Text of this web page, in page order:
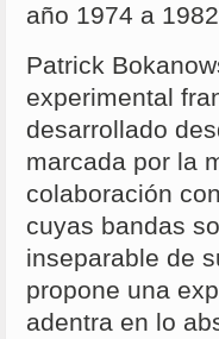
año 1974 a
Patrick
experimental
desarrollado
marcada por la
colaboración
cuyas bandas
inseparable de
propone una
adentra en lo